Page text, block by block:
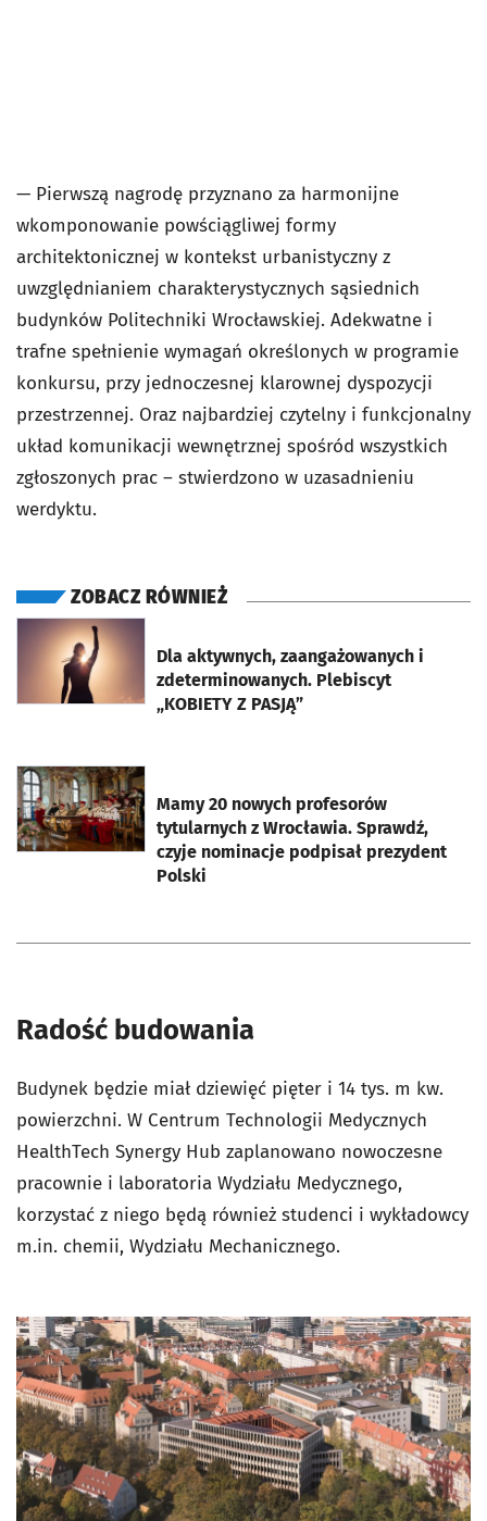
— Pierwszą nagrodę przyznano za harmonijne
wkomponowanie powściągliwej formy
architektonicznej w kontekst urbanistyczny z
uwzględnianiem charakterystycznych sąsiednich
budynków Politechniki Wrocławskiej. Adekwatne i
trafne spełnienie wymagań określonych w programie
konkursu, przy jednoczesnej klarownej dyspozycji
przestrzennej. Oraz najbardziej czytelny i funkcjonalny
układ komunikacji wewnętrznej spośród wszystkich
zgłoszonych prac – stwierdzono w uzasadnieniu
werdyktu.
ZOBACZ RÓWNIEŻ
Dla aktywnych, zaangażowanych i
zdeterminowanych. Plebiscyt
„KOBIETY Z PASJĄ”
otworzy się w nowej karcie
Mamy 20 nowych profesorów
tytularnych z Wrocławia. Sprawdź,
czyje nominacje podpisał prezydent
Polski
otworzy się w nowej karcie
Radość budowania
Budynek będzie miał dziewięć pięter i 14 tys. m kw.
powierzchni. W Centrum Technologii Medycznych
HealthTech Synergy Hub zaplanowano nowoczesne
pracownie i laboratoria Wydziału Medycznego,
korzystać z niego będą również studenci i wykładowcy
m.in. chemii, Wydziału Mechanicznego.